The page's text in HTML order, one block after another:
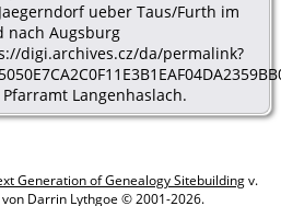
ueber Taus/Furth im
nach Augsburg
digi.archives.cz/da/permalink?
Pfarramt Langenhaslach.
Generation of Genealogy Sitebuildingv.
Darrin Lythgoe © 2001-2026.